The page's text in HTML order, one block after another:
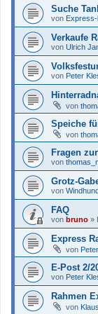
Suche
von
Verkaufe
von Ulrich
von Peter
von
Speiche
von
Fragen
von
Grotz-
von
FAQ
von bruno »
Express
von
E-Post 2/
von Peter
Rahmen
von